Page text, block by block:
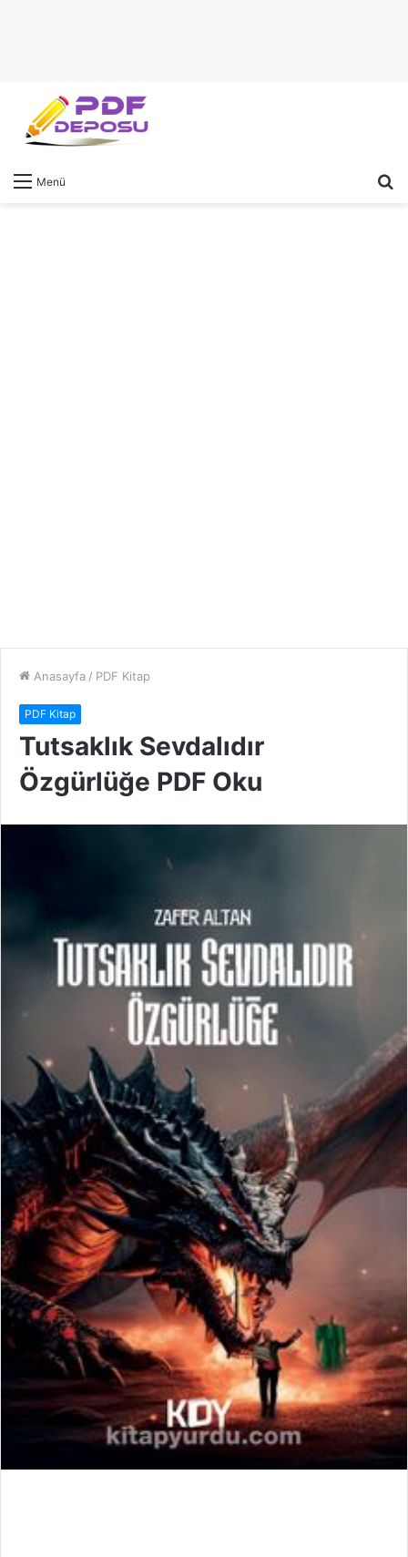
Menü
Anasayfa / PDF Kitap
PDF Kitap
Tutsaklık Sevdalıdır
Özgürlüğe PDF Oku